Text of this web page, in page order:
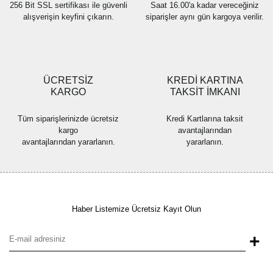
256 Bit SSL sertifikası ile güvenli
alışverişin keyfini çıkarın.
Saat 16.00'a kadar vereceğiniz
siparişler aynı gün kargoya verilir.
ÜCRETSİZ
KARGO
Tüm siparişlerinizde ücretsiz
kargo
avantajlarından yararlanın.
KREDİ KARTINA
TAKSİT İMKANI
Kredi Kartlarına taksit
avantajlarından
yararlanın.
Haber Listemize Ücretsiz Kayıt Olun
+